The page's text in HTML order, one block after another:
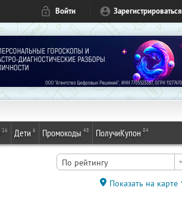
Войти Зарегистрироваться
16 Дети 6 Промокоды 48 ПолучиКупон 84
По рейтингу
Показать на карте